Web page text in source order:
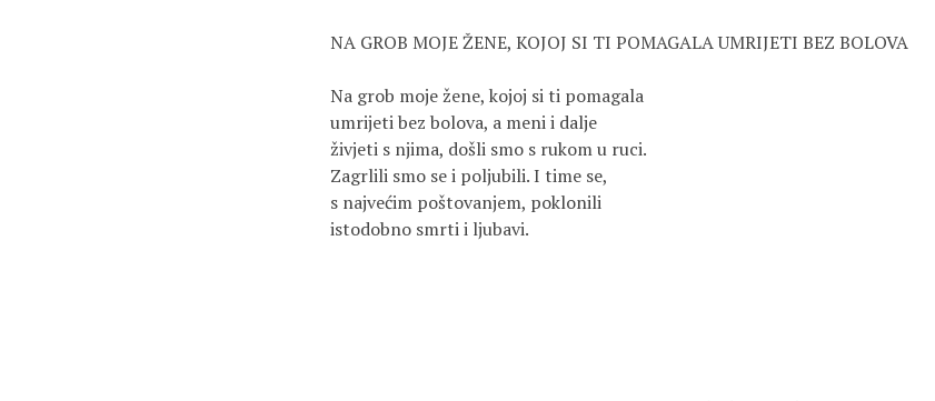
NA GROB MOJE ŽENE, KOJOJ SI TI POMAGALA UMRIJETI BEZ BOLOVA
Na grob moje žene, kojoj si ti pomagala
umrijeti bez bolova, a meni i dalje
živjeti s njima, došli smo s rukom u ruci.
Zagrlili smo se i poljubili. I time se,
s najvećim poštovanjem, poklonili
istodobno smrti i ljubavi.